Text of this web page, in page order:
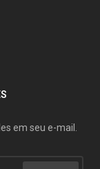
em seu e-mail.